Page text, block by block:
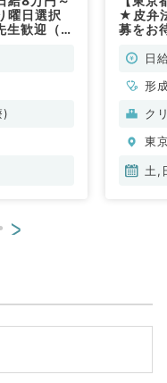
曜日選択
歓迎（形
)
★皮弁
募をお
ニッ日
形
ク
東
土,
>